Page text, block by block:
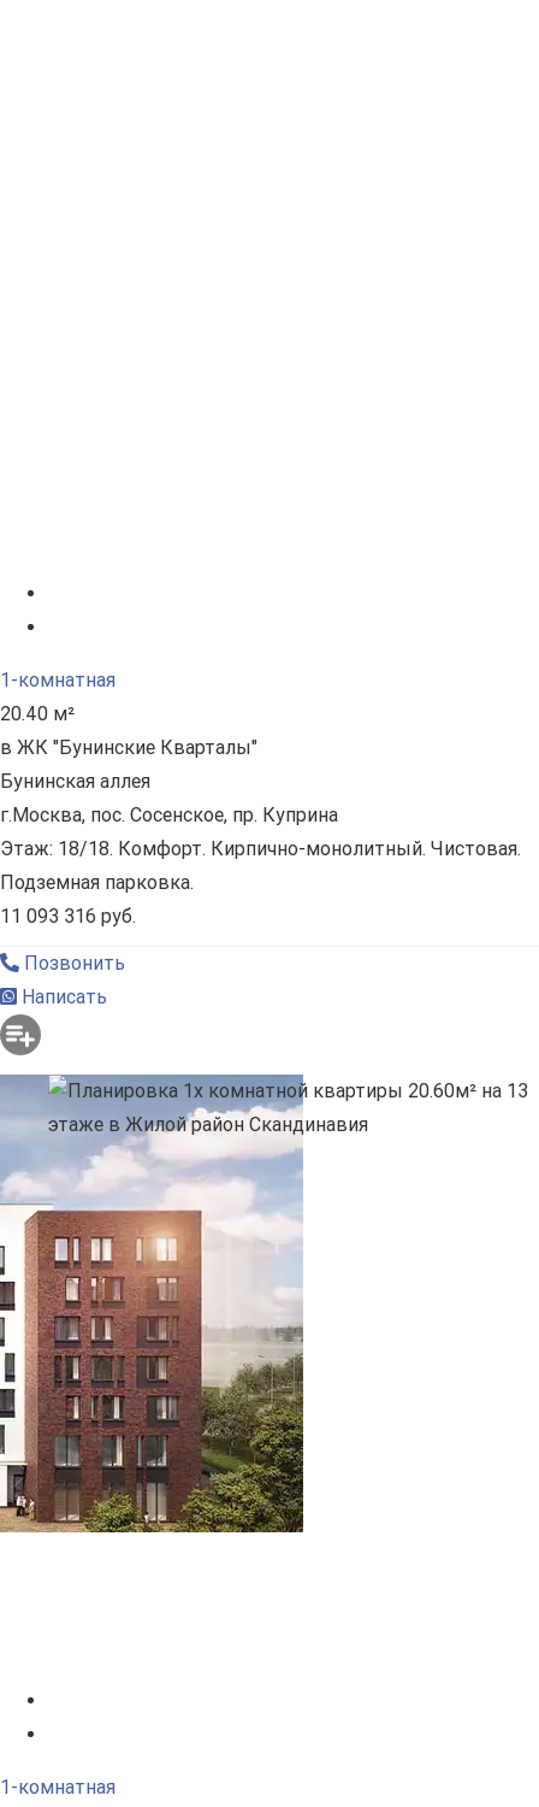
1-комнатная
20.40 м²
в ЖК "Бунинские Кварталы"
Бунинская аллея
г.Москва, пос. Сосенское, пр. Куприна
Этаж: 18/18. Комфорт. Кирпично-монолитный. Чистовая.
Подземная парковка.
11 093 316 руб.
Позвонить
Написать
1-комнатная